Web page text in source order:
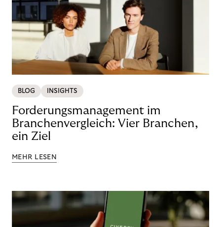
BLOG INSIGHTS
Forderungsmanagement im
Branchenvergleich: Vier Branchen,
ein Ziel
MEHR LESEN